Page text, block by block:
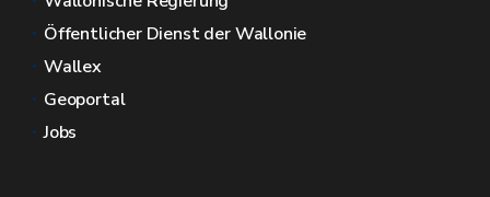
Öffentlicher Dienst der Wallonie
Wallex
Geoportal
Jobs